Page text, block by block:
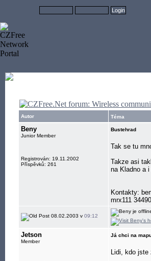
Autor
Téma
Beny
Junior Member
Registrován: 19.11.2002
Příspěvků: 261
Bustehrad
Tak se tu
Takze asi
na Kladno a
Kontakty:
mrx111
08.02.2003 v 09:12
Jetson
Member
Já chci na
Lidi, kdo